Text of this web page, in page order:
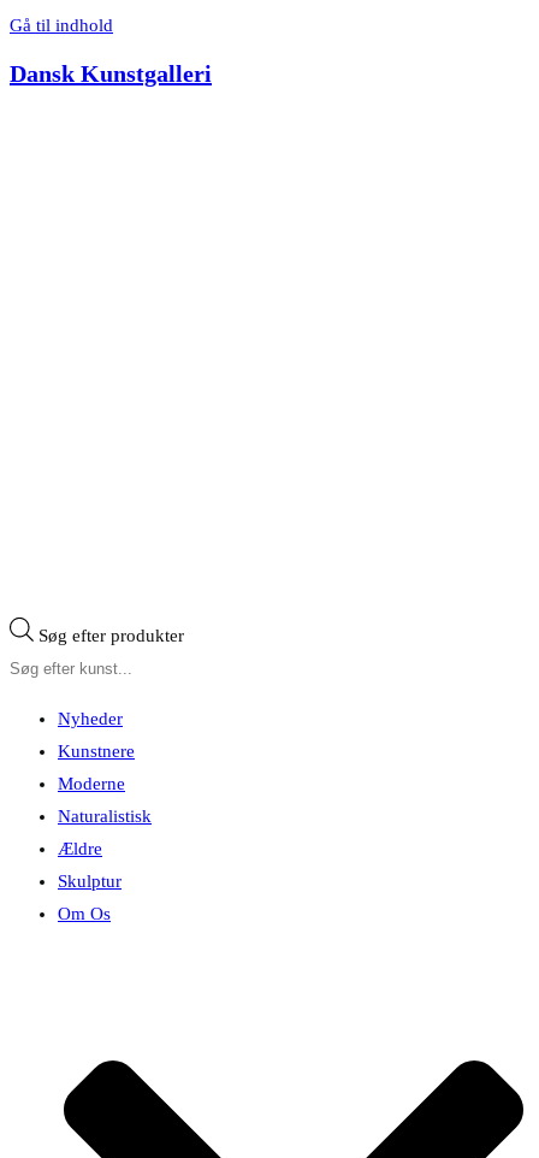
Gå til indhold
Dansk Kunstgalleri
Søg efter produkter
Nyheder
Kunstnere
Moderne
Naturalistisk
Ældre
Skulptur
Om Os